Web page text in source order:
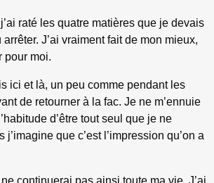
raté les quatre matières que je devais
arrêter. J’ai vraiment fait de mon mieux,
pour moi.
ici et là, un peu comme pendant les
de retourner à la fac. Je ne m’ennuie
d’être tout seul que je ne
j’imagine que c’est l’impression qu’on a